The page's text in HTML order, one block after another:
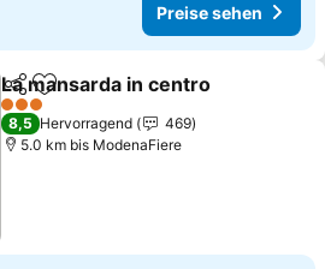
Preise sehen
TeilenZu Favoriten hinzufügen
La mansarda in centro
3 Sterne
8,5 Hervorragend
469
5.0 km bis ModenaFiere